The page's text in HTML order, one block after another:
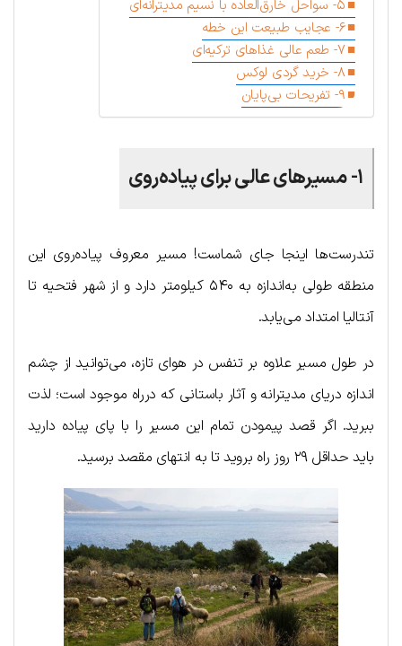
۵- سواحل خارق‌العاده با نسیم مدیترانه‌ای
۶- عجایب طبیعت این خطه
۷- طعم عالی غذاهای ترکیه‌ای
۸- خرید گردی لوکس
۹- تفریحات بی‌پایان
۱- مسیرهای عالی برای پیاده‌روی
تندرست‌ها اینجا جای شماست! مسیر معروف پیاده‌روی این
منطقه طولی به‌اندازه به ۵۴۰ کیلومتر دارد و از شهر فتحیه تا
آنتالیا امتداد می‌یابد.
در طول مسیر علاوه بر تنفس در هوای تازه، می‌توانید از چشم
اندازه دریای مدیترانه و آثار باستانی که درراه موجود است؛ لذت
ببرید. اگر قصد پیمودن تمام این مسیر را با پای پیاده دارید
باید حداقل ۲۹ روز راه بروید تا به انتهای مقصد برسید.